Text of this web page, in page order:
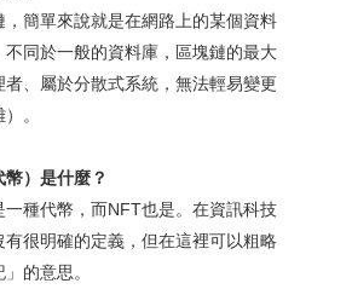
簡單來說就是在網路上的某個資料
不同於一般的資料庫，區塊鏈的最大
、屬於分散式系統，無法輕易變更
。
）是什麼？
種代幣，而NFT也是。在資訊科技
有很明確的定義，但在這裡可以粗略
的意思。